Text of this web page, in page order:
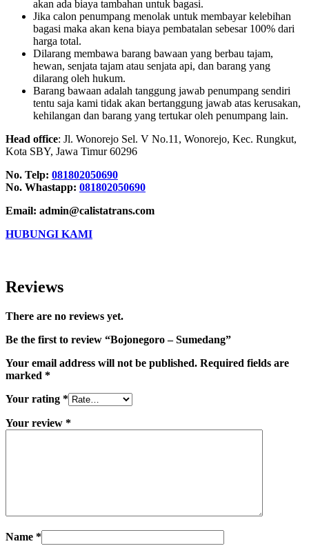
akan ada biaya tambahan untuk bagasi.
Jika calon penumpang menolak untuk membayar kelebihan
bagasi maka akan kena biaya pembatalan sebesar 100% dari
harga total.
Dilarang membawa barang bawaan yang berbau tajam,
hewan, senjata tajam atau senjata api, dan barang yang
dilarang oleh hukum.
Barang bawaan adalah tanggung jawab penumpang sendiri
tentu saja kami tidak akan bertanggung jawab atas kerusakan,
kehilangan dan barang yang tertukar oleh penumpang lain.
Head office: Jl. Wonorejo Sel. V No.11, Wonorejo, Kec. Rungkut,
Kota SBY, Jawa Timur 60296
No. Telp: 081802050690
No. Whastapp: 081802050690
Email: admin@calistatrans.com
HUBUNGI KAMI
Reviews
There are no reviews yet.
Be the first to review “Bojonegoro – Sumedang”
Your email address will not be published. Required fields are
marked *
Your rating *
Your review *
Name *